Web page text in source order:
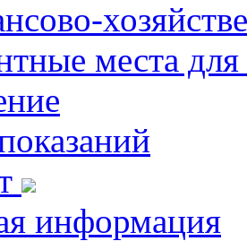
места
информация